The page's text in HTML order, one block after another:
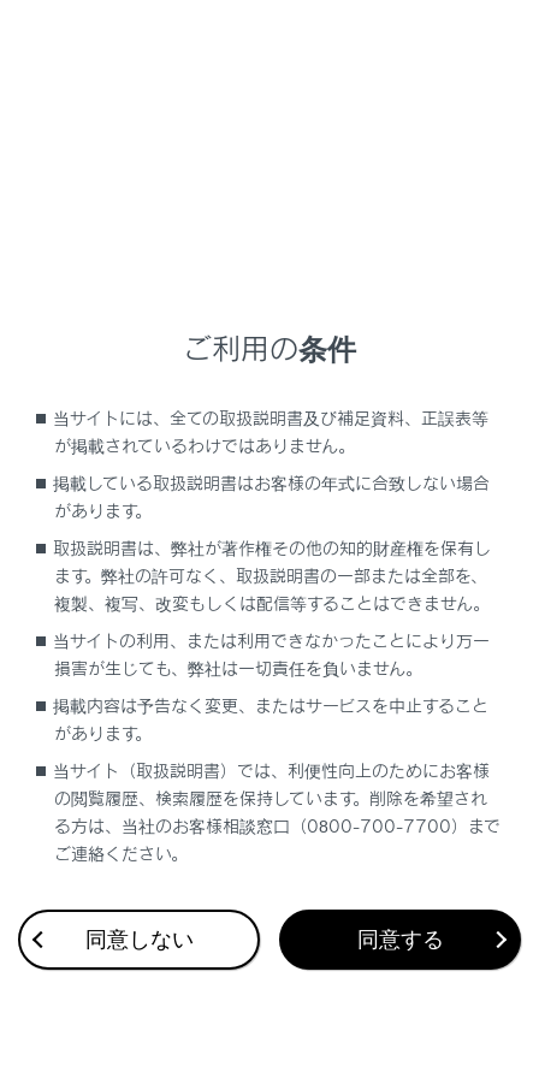
給油口を開けるには
給油口を閉めるには
合わせて見られているページ
クリアランスソナー
PCS（プリクラッシュセーフティ）
LTA（レーントレーシングアシスト）
このページは役に立ちましたか？
ご利用の条件
当サイトには、全ての取扱説明書及び補足資料、正誤表等
が掲載されているわけではありません。
掲載している取扱説明書はお客様の年式に合致しない場合
があります。
取扱説明書は、弊社が著作権その他の知的財産権を保有し
ます。弊社の許可なく、取扱説明書の一部または全部を、
複製、複写、改変もしくは配信等することはできません。
当サイトの利用、または利用できなかったことにより万一
損害が生じても、弊社は一切責任を負いません。
掲載内容は予告なく変更、またはサービスを中止すること
があります。
当サイト（取扱説明書）では、利便性向上のためにお客様
の閲覧履歴、検索履歴を保持しています。削除を希望され
る方は、当社のお客様相談窓口（0800-700-7700）まで
ご連絡ください。
同意しない 同意する